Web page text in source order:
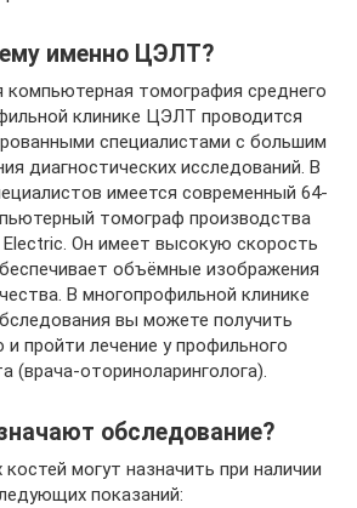
именно ЦЭЛТ?
компьютерная томография среднего
клинике ЦЭЛТ проводится
специалистами с большим
диагностических исследований. В
имеется современный 64-
томограф производства
Electric. Он имеет высокую скорость
объёмные изображения
В многопрофильной клинике
вы можете получить
и пройти лечение у профильного
(врача-оториноларинголога).
обследование?
могут назначить при наличии
показаний: